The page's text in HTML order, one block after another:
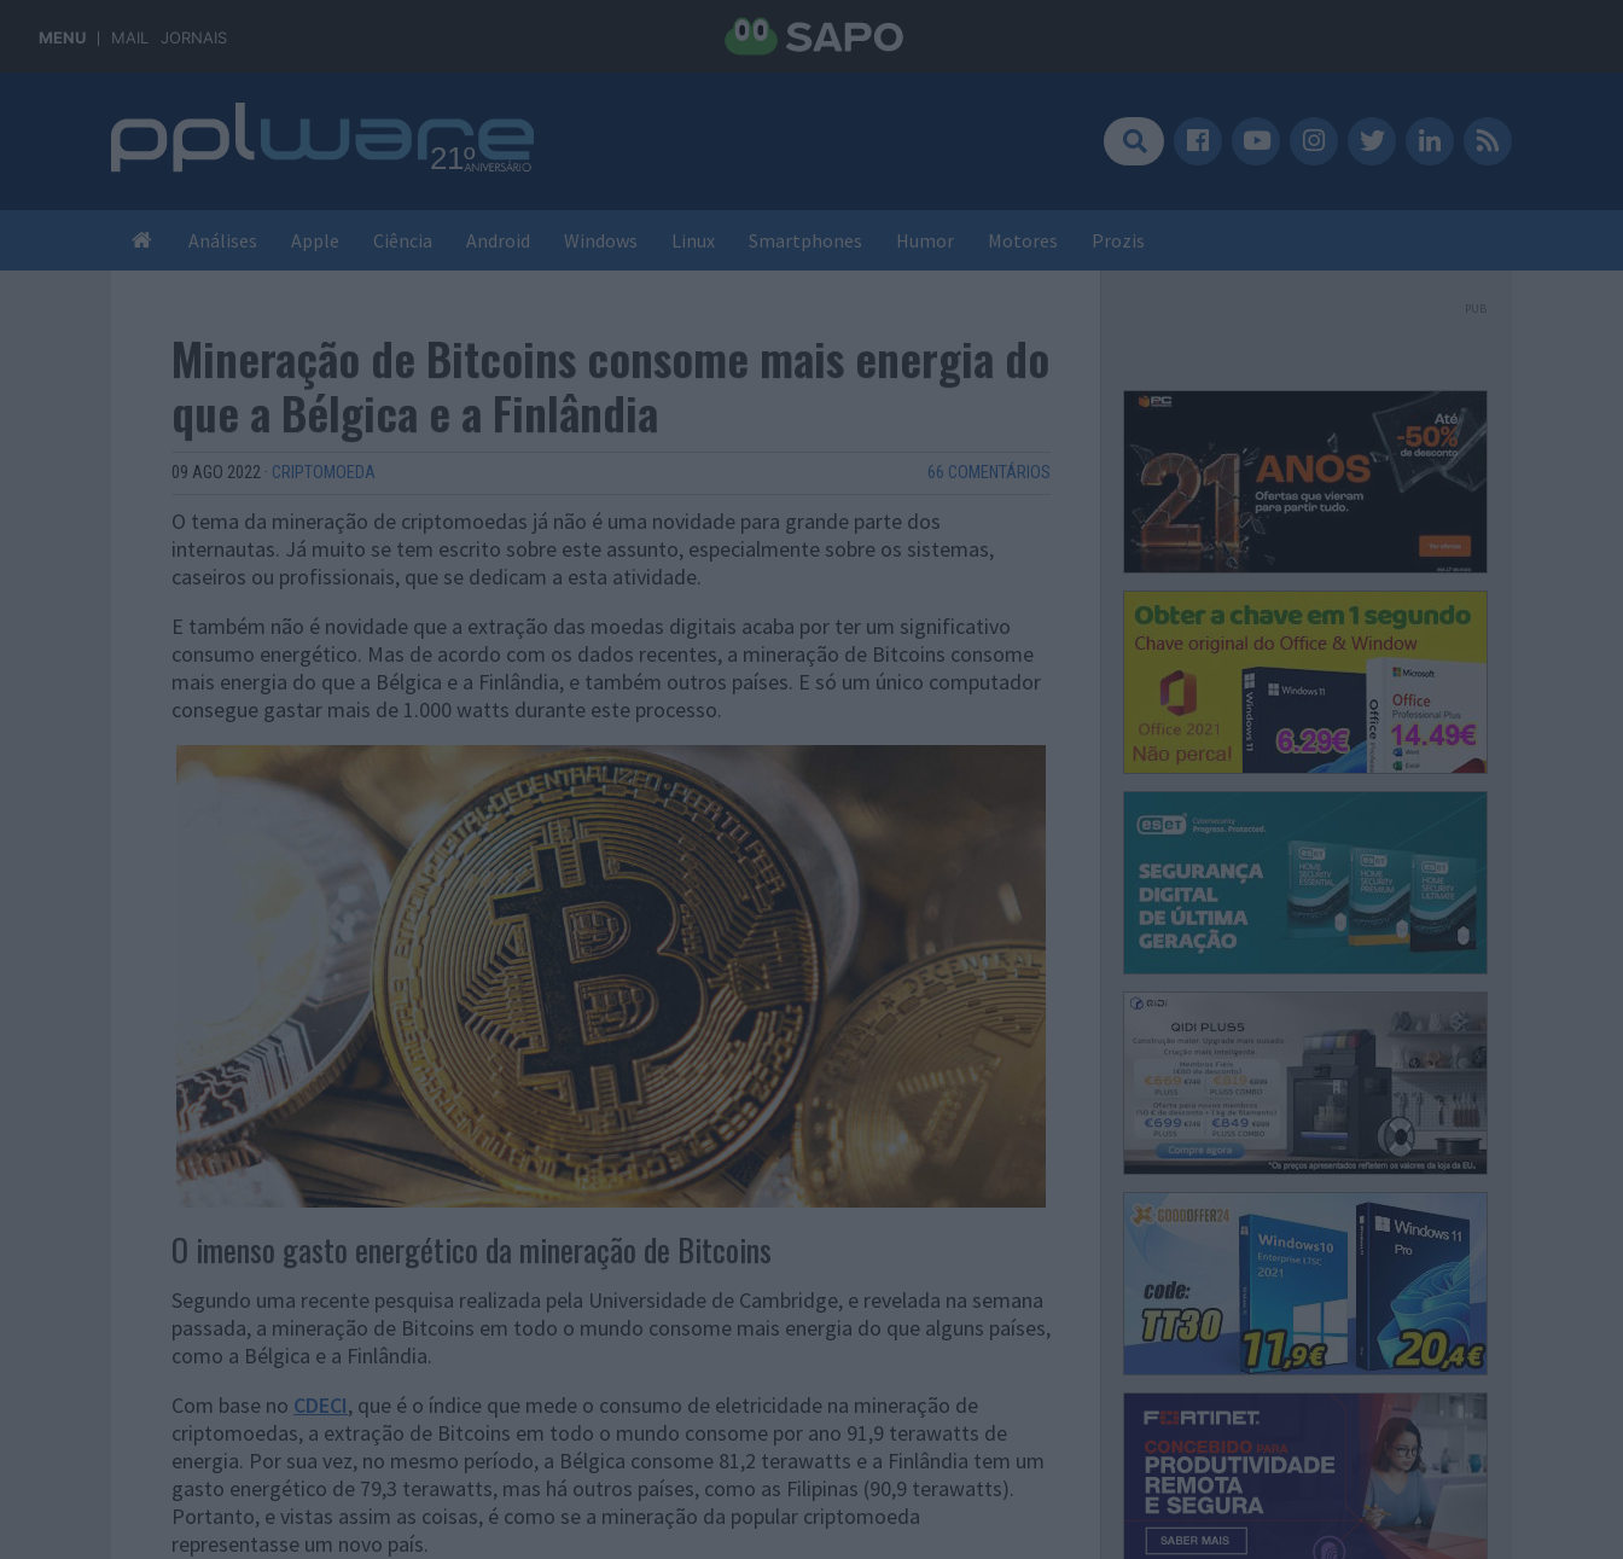
MENU MAIL JORNAIS
Análises Apple Ciência Android Windows Linux Smartphones Humor Motores Prozis
Mineração de Bitcoins consome mais energia do
que a Bélgica e a Finlândia
09 AGO 2022 · CRIPTOMOEDA 66 COMENTÁRIOS
O tema da mineração de criptomoedas já não é uma novidade para grande parte dos
internautas. Já muito se tem escrito sobre este assunto, especialmente sobre os sistemas,
caseiros ou profissionais, que se dedicam a esta atividade.
E também não é novidade que a extração das moedas digitais acaba por ter um significativo
consumo energético. Mas de acordo com os dados recentes, a mineração de Bitcoins consome
mais energia do que a Bélgica e a Finlândia, e também outros países. E só um único computador
consegue gastar mais de 1.000 watts durante este processo.
O imenso gasto energético da mineração de Bitcoins
Segundo uma recente pesquisa realizada pela Universidade de Cambridge, e revelada na semana
passada, a mineração de Bitcoins em todo o mundo consome mais energia do que alguns países,
como a Bélgica e a Finlândia.
Com base no CDECI, que é o índice que mede o consumo de eletricidade na mineração de
criptomoedas, a extração de Bitcoins em todo o mundo consome por ano 91,9 terawatts de
energia. Por sua vez, no mesmo período, a Bélgica consome 81,2 terawatts e a Finlândia tem um
gasto energético de 79,3 terawatts, mas há outros países, como as Filipinas (90,9 terawatts).
Portanto, e vistas assim as coisas, é como se a mineração da popular criptomoeda
representasse um novo país.
PUB